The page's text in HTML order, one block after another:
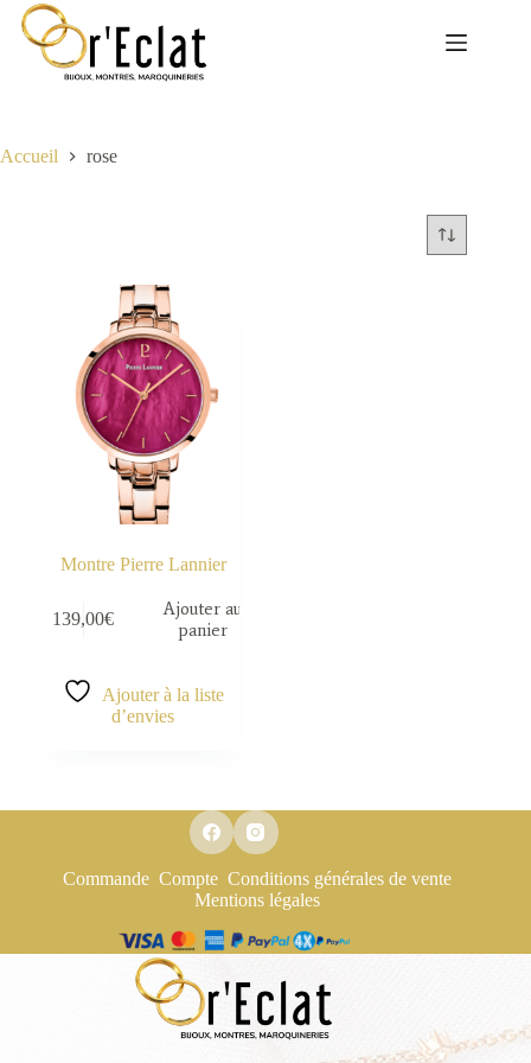
Passer
contenu
Accueil rose
Montre Pierre Lannier
139,00€
Ajouter au
panier
Ajouter à la liste
d’envies
Commande Compte Conditions générales de vente
Mentions légales